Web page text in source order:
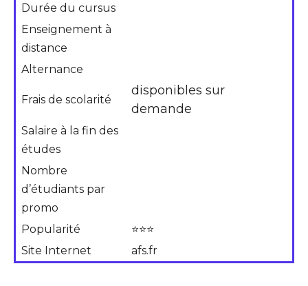
Durée du cursus
Enseignement à
distance
Alternance
Frais de scolarité
disponibles sur
demande
Salaire à la fin des
études
Nombre
d’étudiants par
promo
Popularité
⭐⭐⭐
Site Internet
afs.fr